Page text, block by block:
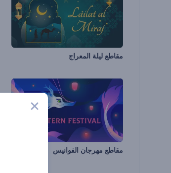
مقاطع ليلة المعراج
مقاطع مهرجان الفوانيس